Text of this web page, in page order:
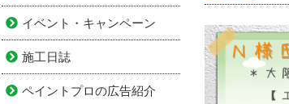
イベント・キャンペーン
施工日誌
ペイントプロの広告紹介